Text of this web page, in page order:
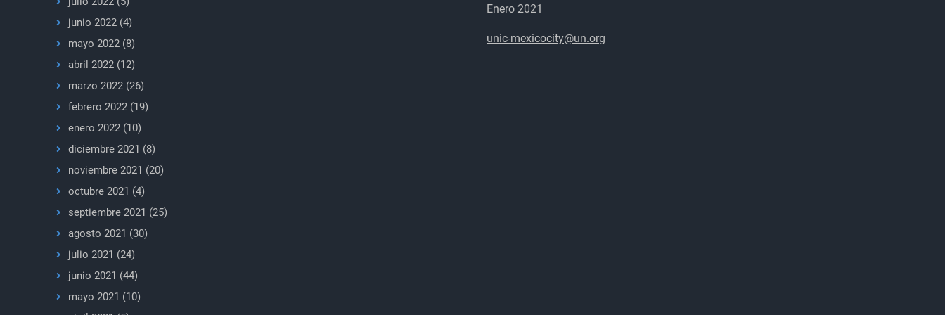
junio 2022 (4)
mayo 2022 (8)
abril 2022 (12)
marzo 2022 (26)
febrero 2022 (19)
enero 2022 (10)
diciembre 2021 (8)
noviembre 2021 (20)
octubre 2021 (4)
septiembre 2021 (25)
agosto 2021 (30)
julio 2021 (24)
junio 2021 (44)
mayo 2021 (10)
Enero 2021
unic-mexicocity@un.org